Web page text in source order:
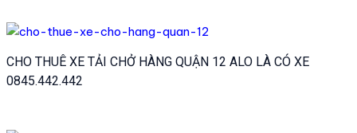
CHO THUÊ XE TẢI CHỞ HÀNG QUẬN 12 ALO LÀ CÓ XE
0845.442.442